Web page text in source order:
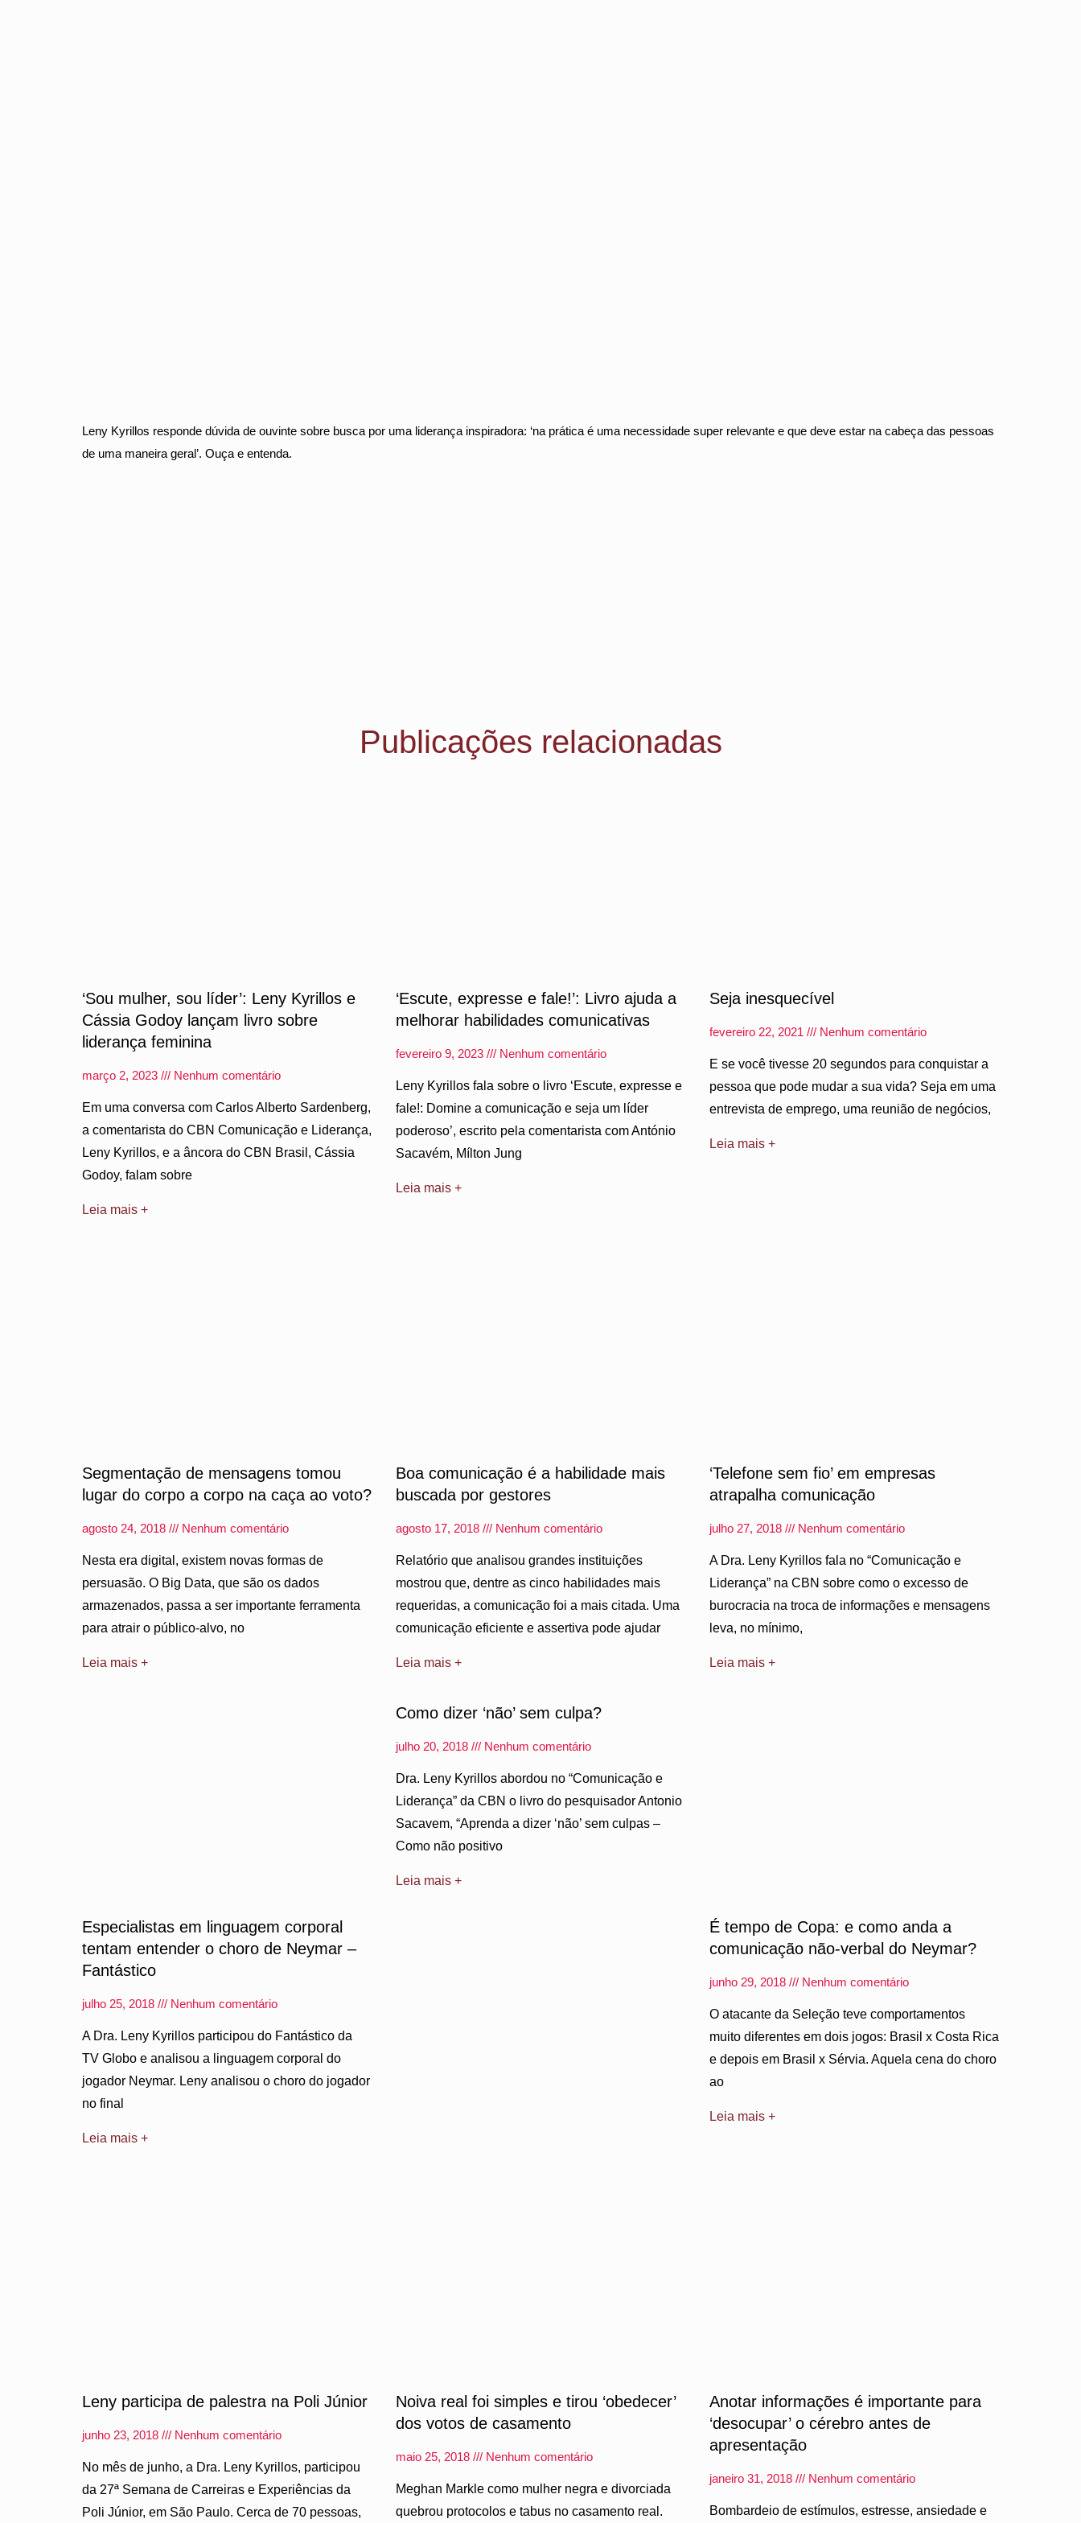
Leny Kyrillos responde dúvida de ouvinte sobre busca por uma liderança inspiradora: ‘na prática é uma necessidade super relevante e que deve estar na cabeça das pessoas
de uma maneira geral’. Ouça e entenda.
Publicações relacionadas
‘Sou mulher, sou líder’: Leny Kyrillos e
Cássia Godoy lançam livro sobre
liderança feminina
março 2, 2023 Nenhum comentário
Em uma conversa com Carlos Alberto Sardenberg,
a comentarista do CBN Comunicação e Liderança,
Leny Kyrillos, e a âncora do CBN Brasil, Cássia
Godoy, falam sobre
Leia mais +
‘Escute, expresse e fale!’: Livro ajuda a
melhorar habilidades comunicativas
fevereiro 9, 2023 Nenhum comentário
Leny Kyrillos fala sobre o livro ‘Escute, expresse e
fale!: Domine a comunicação e seja um líder
poderoso’, escrito pela comentarista com António
Sacavém, Mílton Jung
Leia mais +
Seja inesquecível
fevereiro 22, 2021 Nenhum comentário
E se você tivesse 20 segundos para conquistar a
pessoa que pode mudar a sua vida? Seja em uma
entrevista de emprego, uma reunião de negócios,
Leia mais +
Segmentação de mensagens tomou
lugar do corpo a corpo na caça ao voto?
agosto 24, 2018 Nenhum comentário
Nesta era digital, existem novas formas de
persuasão. O Big Data, que são os dados
armazenados, passa a ser importante ferramenta
para atrair o público-alvo, no
Leia mais +
Boa comunicação é a habilidade mais
buscada por gestores
agosto 17, 2018 Nenhum comentário
Relatório que analisou grandes instituições
mostrou que, dentre as cinco habilidades mais
requeridas, a comunicação foi a mais citada. Uma
comunicação eficiente e assertiva pode ajudar
Leia mais +
‘Telefone sem fio’ em empresas
atrapalha comunicação
julho 27, 2018 Nenhum comentário
A Dra. Leny Kyrillos fala no “Comunicação e
Liderança” na CBN sobre como o excesso de
burocracia na troca de informações e mensagens
leva, no mínimo,
Leia mais +
Especialistas em linguagem corporal
tentam entender o choro de Neymar –
Fantástico
julho 25, 2018 Nenhum comentário
A Dra. Leny Kyrillos participou do Fantástico da
TV Globo e analisou a linguagem corporal do
jogador Neymar. Leny analisou o choro do jogador
no final
Leia mais +
Como dizer ‘não’ sem culpa?
julho 20, 2018 Nenhum comentário
Dra. Leny Kyrillos abordou no “Comunicação e
Liderança” da CBN o livro do pesquisador Antonio
Sacavem, “Aprenda a dizer ‘não’ sem culpas –
Como não positivo
Leia mais +
É tempo de Copa: e como anda a
comunicação não-verbal do Neymar?
junho 29, 2018 Nenhum comentário
O atacante da Seleção teve comportamentos
muito diferentes em dois jogos: Brasil x Costa Rica
e depois em Brasil x Sérvia. Aquela cena do choro
ao
Leia mais +
Leny participa de palestra na Poli Júnior
junho 23, 2018 Nenhum comentário
No mês de junho, a Dra. Leny Kyrillos, participou
da 27ª Semana de Carreiras e Experiências da
Poli Júnior, em São Paulo. Cerca de 70 pessoas,
Noiva real foi simples e tirou ‘obedecer’
dos votos de casamento
maio 25, 2018 Nenhum comentário
Meghan Markle como mulher negra e divorciada
quebrou protocolos e tabus no casamento real.
Anotar informações é importante para
‘desocupar’ o cérebro antes de
apresentação
janeiro 31, 2018 Nenhum comentário
Bombardeio de estímulos, estresse, ansiedade e